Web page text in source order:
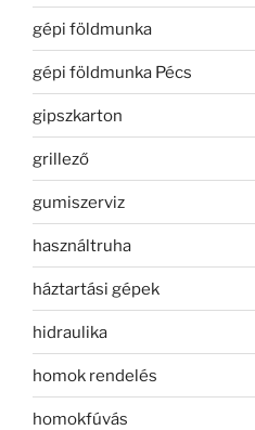
gépi földmunka
gépi földmunka Pécs
gipszkarton
grillező
gumiszerviz
használtruha
háztartási gépek
hidraulika
homok rendelés
homokfúvás